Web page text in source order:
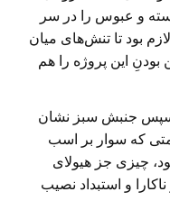
و عبوس را در سر
بود تا تنش‌های میان
این پروژه را هم
سپس جنبش سبز نشان
که سوار بر اسب
چیزی جز هیولای
و استبداد نصیب